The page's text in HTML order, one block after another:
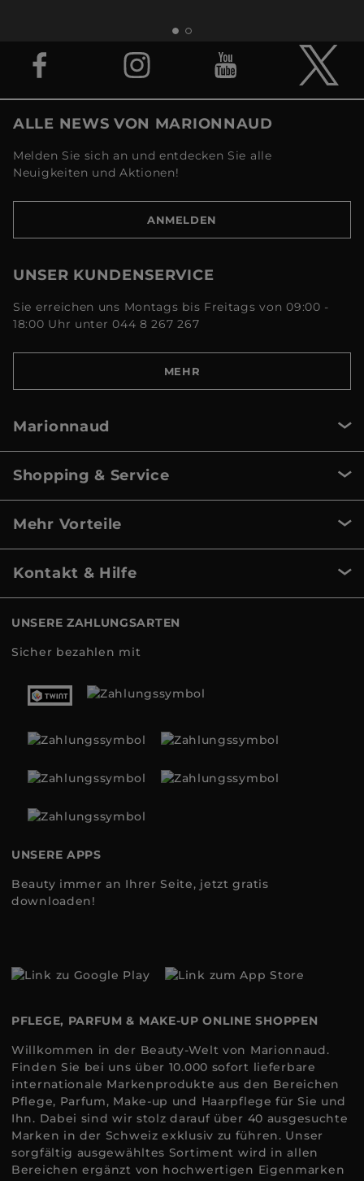
ALLE NEWS VON MARIONNAUD
Melden Sie sich an und entdecken Sie alle
Neuigkeiten und Aktionen!
ANMELDEN
UNSER KUNDENSERVICE
Sie erreichen uns Montags bis Freitags von 09:00 -
18:00 Uhr unter 044 8 267 267
MEHR
Marionnaud
Shopping & Service
Mehr Vorteile
Kontakt & Hilfe
UNSERE ZAHLUNGSARTEN
Sicher bezahlen mit
UNSERE APPS
Beauty immer an Ihrer Seite, jetzt gratis
downloaden!
PFLEGE, PARFUM & MAKE-UP ONLINE SHOPPEN
Willkommen in der Beauty-Welt von Marionnaud.
Finden Sie bei uns über 10.000 sofort lieferbare
internationale Markenprodukte aus den Bereichen
Pflege, Parfum, Make-up und Haarpflege für Sie und
Ihn. Dabei sind wir stolz darauf über 40 ausgesuchte
Marken in der Schweiz exklusiv zu führen. Unser
sorgfältig ausgewähltes Sortiment wird in allen
Bereichen ergänzt von hochwertigen Eigenmarken